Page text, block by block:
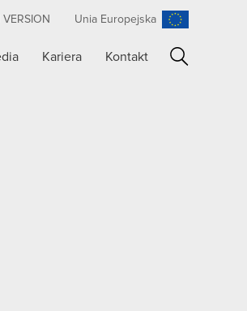
VERSION Unia Europejska
Kariera Kontakt